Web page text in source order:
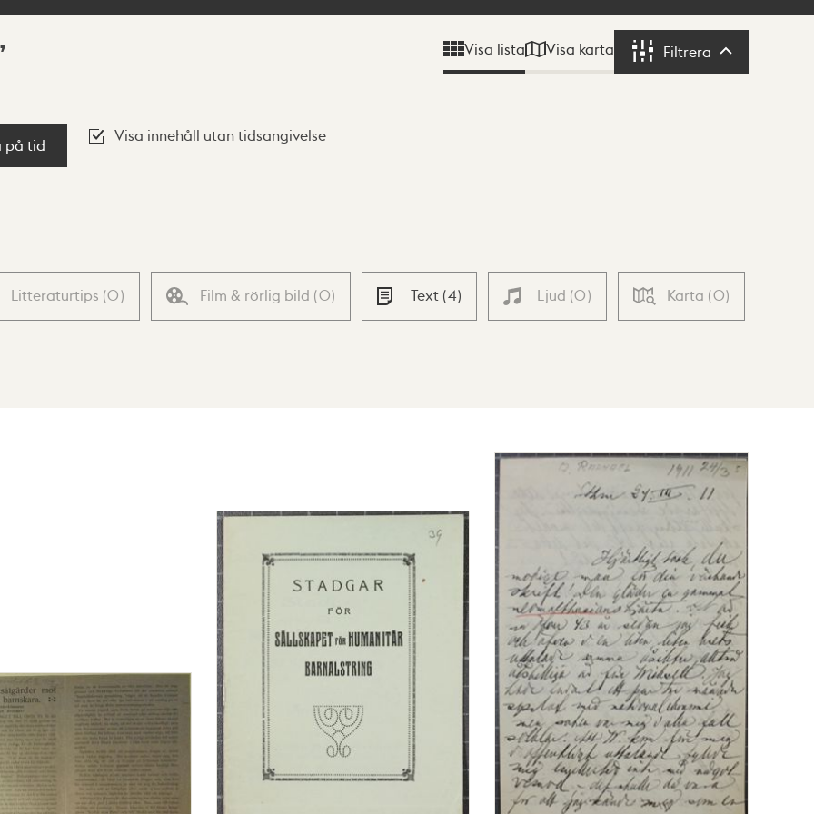
Visa lista Visa karta Filtrera Filtrera
på tid
Visa innehåll utan tidsangivelse
Litteraturtips (0) Film & rörlig bild (0) Text (4) Ljud (0) Karta (0)